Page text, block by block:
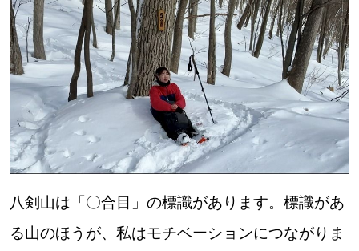
八剣山は「〇合目」の標識があります。標識があ
る山のほうが、私はモチベーションにつながりま